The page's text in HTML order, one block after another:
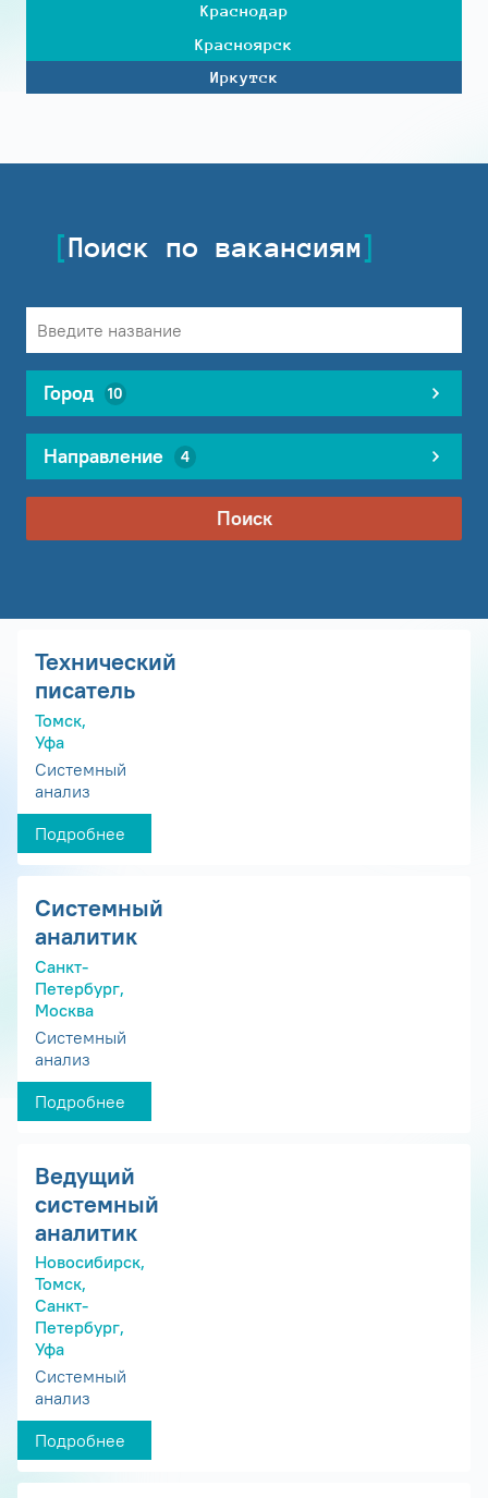
Краснодар
Красноярск
Иркутск
Поиск по вакансиям
Город 10
Направление 4
Поиск
Технический
писатель
Томск,
Уфа
Системный
анализ
Подробнее
Системный
аналитик
Санкт-
Петербург,
Москва
Системный
анализ
Подробнее
Ведущий
системный
аналитик
Новосибирск,
Томск,
Санкт-
Петербург,
Уфа
Системный
анализ
Подробнее